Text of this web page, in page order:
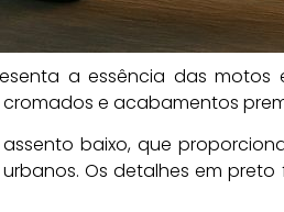
a essência das
e acabamentos
baixo, que
Os detalhes em